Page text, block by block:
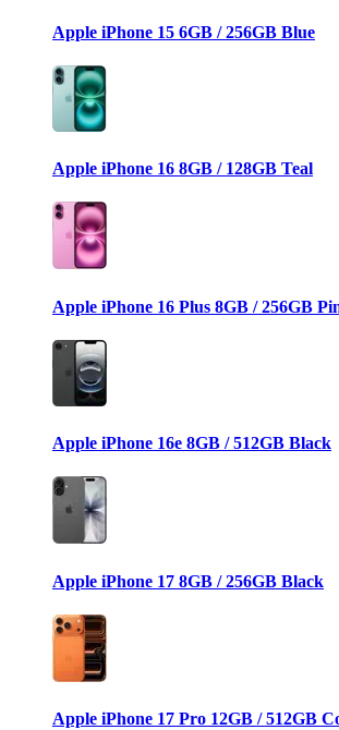
Apple iPhone 15 6GB / 256GB Blue
Apple iPhone 16 8GB / 128GB Teal
Apple iPhone 16 Plus 8GB / 256GB
Apple iPhone 16e 8GB / 512GB Black
Apple iPhone 17 8GB / 256GB Black
Apple iPhone 17 Pro 12GB / 512GB